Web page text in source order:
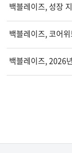
백블레이즈, 성장
백블레이즈, 코어
백블레이즈, 2026